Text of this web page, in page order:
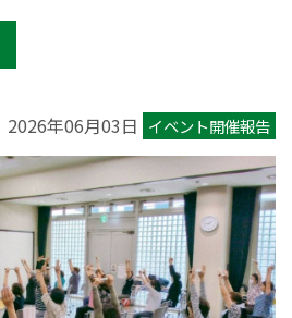
2026年06月03日 イベント開催報告